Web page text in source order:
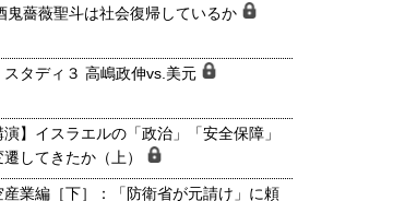
薔薇聖斗は社会復帰しているか
スタディ３ 高嶋政伸vs.美元
演】イスラエルの「政治」「安全保障」
遷してきたか（上）
産業編［下］：「防衛省が元請け」に頼